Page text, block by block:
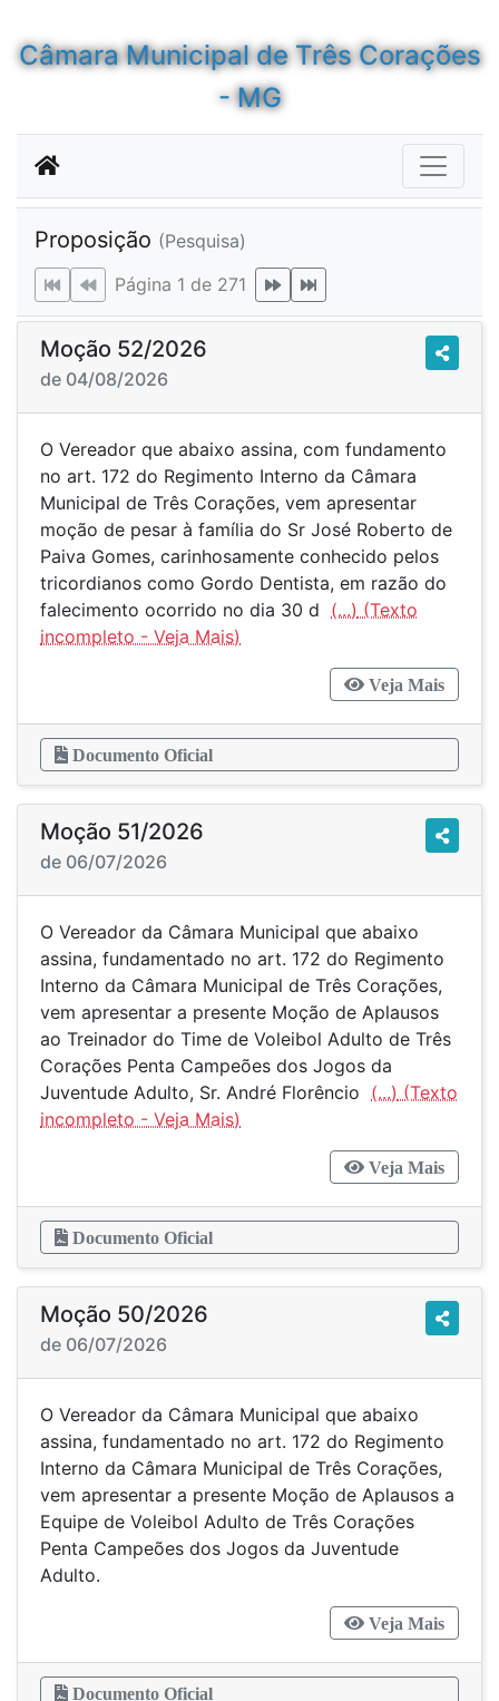
Câmara Municipal de Três Corações
- MG
Proposição (Pesquisa)
Página 1 de 271
Moção 52/2026
de 04/08/2026
O Vereador que abaixo assina, com fundamento
no art. 172 do Regimento Interno da Câmara
Municipal de Três Corações, vem apresentar
moção de pesar à família do Sr José Roberto de
Paiva Gomes, carinhosamente conhecido pelos
tricordianos como Gordo Dentista, em razão do
falecimento ocorrido no dia 30 d (...)
Veja Mais
Documento Oficial
Moção 51/2026
de 06/07/2026
O Vereador da Câmara Municipal que abaixo
assina, fundamentado no art. 172 do Regimento
Interno da Câmara Municipal de Três Corações,
vem apresentar a presente Moção de Aplausos
ao Treinador do Time de Voleibol Adulto de Três
Corações Penta Campeões dos Jogos da
Juventude Adulto, Sr. André Florêncio (...)
Veja Mais
Documento Oficial
Moção 50/2026
de 06/07/2026
O Vereador da Câmara Municipal que abaixo
assina, fundamentado no art. 172 do Regimento
Interno da Câmara Municipal de Três Corações,
vem apresentar a presente Moção de Aplausos a
Equipe de Voleibol Adulto de Três Corações
Penta Campeões dos Jogos da Juventude
Adulto.
Veja Mais
Documento Oficial